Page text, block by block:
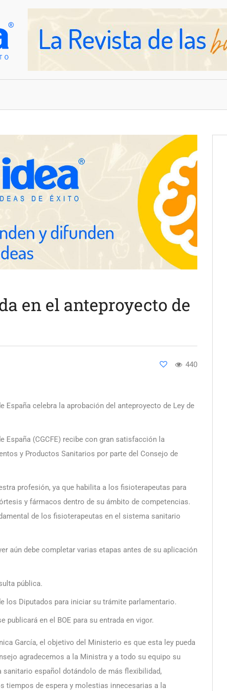
en el anteproyecto de
440
España celebra la aprobación del anteproyecto de Ley de
España (CGCFE) recibe con gran satisfacción la
y Productos Sanitarios por parte del Consejo de
profesión, ya que habilita a los fisioterapeutas para
y fármacos dentro de su ámbito de competencias.
de los fisioterapeutas en el sistema sanitario
aún debe completar varias etapas antes de su aplicación
pública.
los Diputados para iniciar su trámite parlamentario.
publicará en el BOE para su entrada en vigor.
García, el objetivo del Ministerio es que esta ley pueda
agradecemos a la Ministra y a todo su equipo su
español dotándolo de más flexibilidad,
tiempos de espera y molestias innecesarias a la